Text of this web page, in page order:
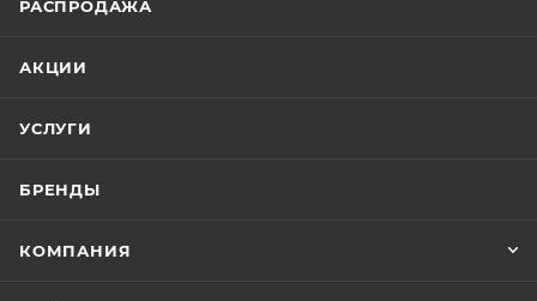
РАСПРОДАЖА
АКЦИИ
УСЛУГИ
БРЕНДЫ
КОМПАНИЯ